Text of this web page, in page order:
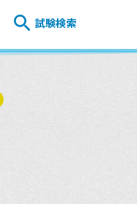
試験検索